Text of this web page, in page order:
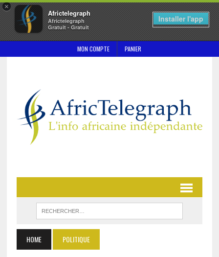
×
Africtelegraph
Africtelegraph
Gratuit - Gratuit
Installer l'app
MON COMPTE PANIER
HOME POLITIQUE